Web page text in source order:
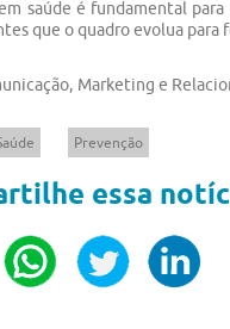
em saúde é fundamental
que o quadro evolua para
Marketing e
Prevenção
essa